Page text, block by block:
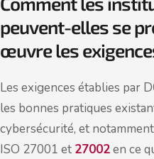
peuvent-elles se
œuvre les
Les exigences établies par
les bonnes pratiques
cybersécurité, et
ISO 27001 et 27002en ce